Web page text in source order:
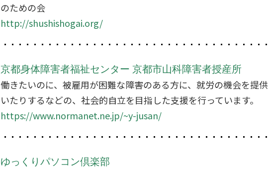
のための会
http://shushishogai.org/
京都身体障害者福祉センター 京都市山科障害者授産所
働きたいのに、被雇用が困難な障害のある方に、就労の機会を提
いたりするなどの、社会的自立を目指した支援を行っています。
https://www.normanet.ne.jp/~y-jusan/
ゆっくりパソコン倶楽部